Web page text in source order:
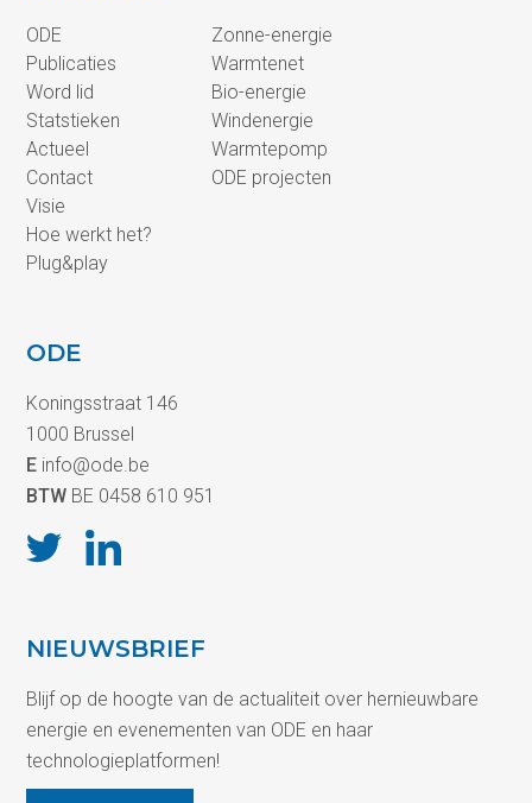
ODE
Publicaties
Word lid
Statstieken
Actueel
Contact
Visie
Hoe werkt het?
Plug&play
Zonne-energie
Warmtenet
Bio-energie
Windenergie
Warmtepomp
ODE projecten
ODE
Koningsstraat 146
1000 Brussel
E info@ode.be
BTW BE 0458 610 951
NIEUWSBRIEF
Blijf op de hoogte van de actualiteit over hernieuwbare
energie en evenementen van ODE en haar
technologieplatformen!